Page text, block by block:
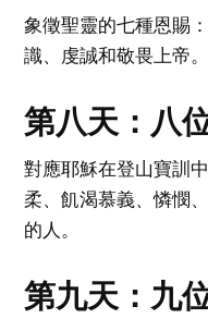
象徵聖靈的七種恩賜
識、虔誠和敬畏上帝。
第八天：八
對應耶穌在登山寶訓
柔、飢渴慕義、憐憫
的人。
第九天：九